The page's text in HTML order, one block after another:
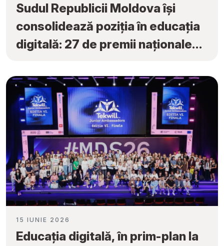
Sudul Republicii Moldova își
consolidează poziția în educația
digitală: 27 de premii naționale
Ambassadors”
15 IUNIE 2026
Educația digitală, în prim-plan la